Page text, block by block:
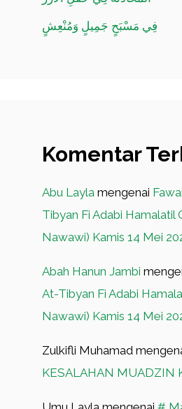
فِي مَسْبَحٍ جَمِيلٍ وَمُنْعِشٍ
Komentar
Abu Layla mengenai
Tibyan Fi Adabi Hamalatil
Nawawi) Kamis 14 Mei
Abah Hanun Jambi
At-Tibyan Fi Adabi
Nawawi) Kamis 14 Mei
Zulkifli Muhamad
KESALAHAN MUADZIN